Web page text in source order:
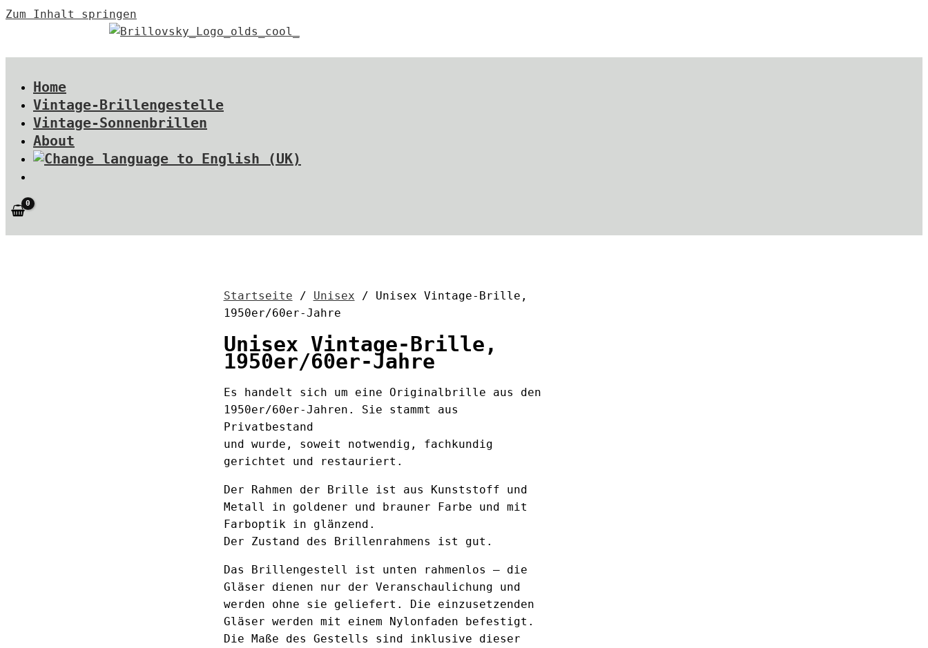
Zum Inhalt springen
Home
Vintage-Brillengestelle
Vintage-Sonnenbrillen
About
Startseite / Unisex / Unisex Vintage-Brille,
1950er/60er-Jahre
Unisex Vintage-Brille,
1950er/60er-Jahre
Es handelt sich um eine Originalbrille aus den
1950er/60er-Jahren. Sie stammt aus
Privatbestand
und wurde, soweit notwendig, fachkundig
gerichtet und restauriert.
Der Rahmen der Brille ist aus Kunststoff und
Metall in goldener und brauner Farbe und mit
Farboptik in glänzend.
Der Zustand des Brillenrahmens ist gut.
Das Brillengestell ist unten rahmenlos – die
Gläser dienen nur der Veranschaulichung und
werden ohne sie geliefert. Die einzusetzenden
Gläser werden mit einem Nylonfaden befestigt.
Die Maße des Gestells sind inklusive dieser